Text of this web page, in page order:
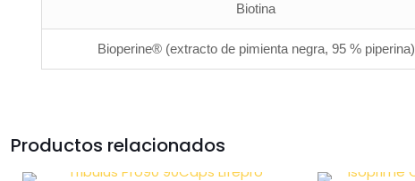
Biotina
Bioperine® (extracto de pimienta negra, 95 % piperina)
Productos relacionados